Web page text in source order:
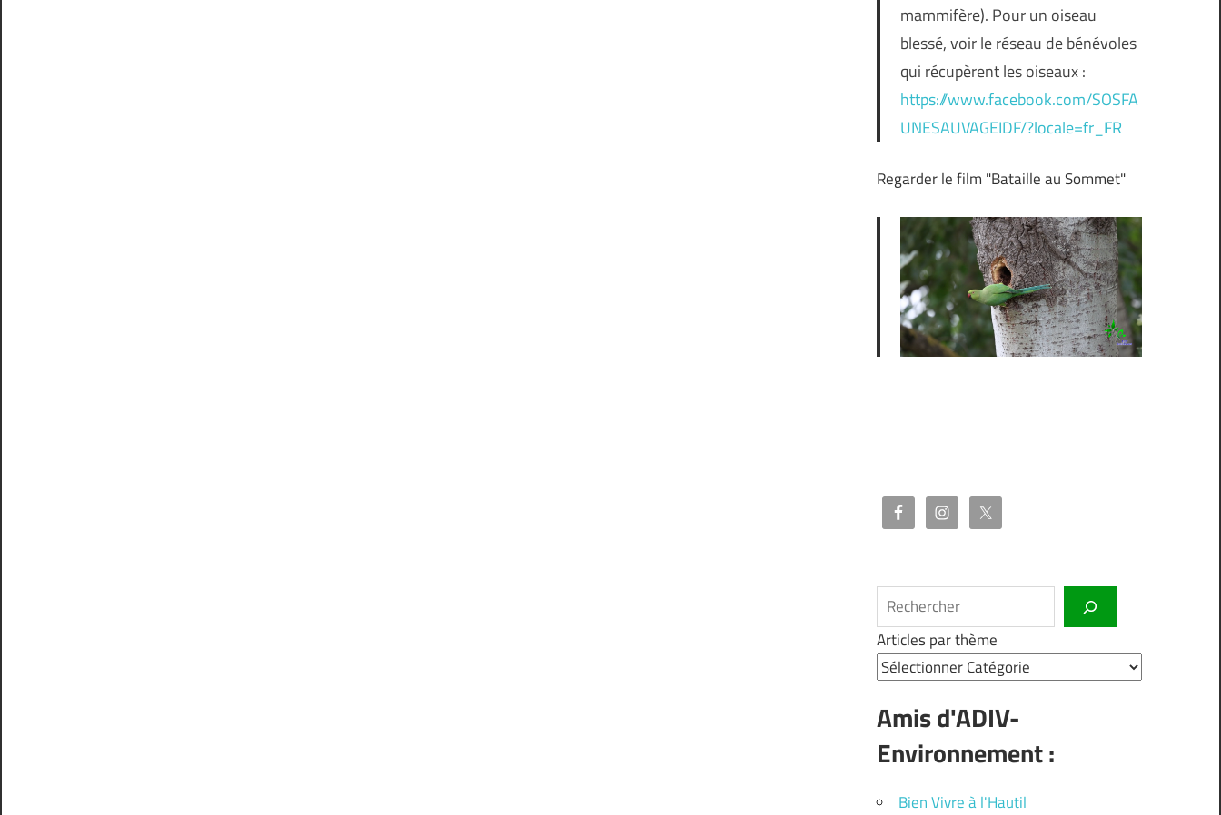
mammifère). Pour un oiseau
blessé, voir le réseau de bénévoles
qui récupèrent les oiseaux :
https://www.facebook.com/SOSFA
UNESAUVAGEIDF/?locale=fr_FR
Regarder le film "Bataille au Sommet"
Rechercher
Articles par thème
Amis d'ADIV-
Environnement :
Bien Vivre à l'Hautil